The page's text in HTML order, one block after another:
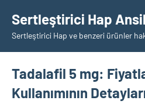
geçSertleştirici Hap
Sertleştirici Hap ve benzeri ürünler
Tadalafil 5 mg:
Kullanımının